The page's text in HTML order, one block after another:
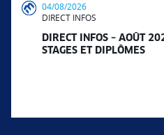
04/08/2026
DIRECT INFOS
DIRECT INFOS – AOÛT
STAGES ET DIPLÔMES